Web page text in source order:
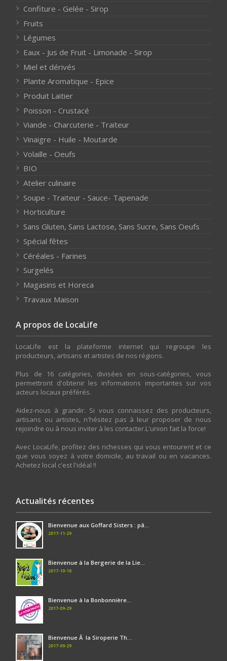
Confiture - Gelée - Sirop
Fruits
Légumes
Eaux - Jus de Fruit - Limonade - Sirop
Miel et dérivés
Plante Aromatique - Epice
Produit Laitier
Poisson - Crustacé
Viande - Charcuterie - Traiteur
Vinaigre - Huile - Moutarde
Volaille - Oeufs
BIO
Atelier culinaire
Soupe - Traiteur - Sauce- Tapenade
Horticulture
Sans Gluten, Sans Lactose, Sans Sucre, Sans Oeufs
Spécial fêtes
Céréales - Farines
Surgelés
Magasins et Horeca
Travaux Maison
A propos de LocaLife
LocaLife est la plateforme internet qui regroupe les
producteurs, artisans et artistes de nos régions.
Plus de 16 catégories, divisées en sous-catégories, vous
permettront d'obtenir les informations importantes sur vos
acteurs locaux préférés.
Aidez-nous à grandir. Si vous connaissez des producteurs,
artisans ou artistes, n'hésitez pas à leur proposer de nous
rejoindre ou à nous inviter à les contacter.L'union fait la force!
Avec LocaLife, profitez des richesses qui vous entourent et ce
que vous soyez à votre domicile, au travail ou en vacances.
Achetez local c'est l'idéal !!
Actualités récentes
Bienvenue aux Goffard Sisters : pâ...
2017-11-29
Bienvenue à la Bergerie de la Lie...
2017-10-18
Bienvenue à la Bonbonnière...
2017-09-29
Bienvenue Ã la Siroperie Th...
2017-09-29